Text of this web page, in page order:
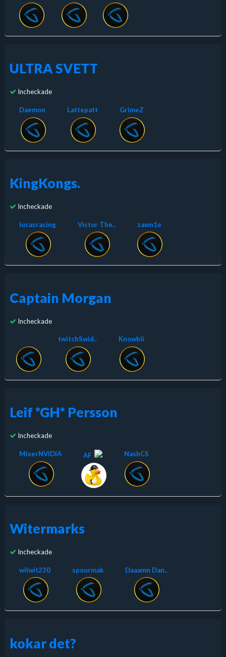
ULTRA SVETT
Incheckade
Daemon Lattepatt GrimeZ
KingKongs.
Incheckade
lucasracing Victor The.. zawn1e
Captain Morgan
Incheckade
twitchSwid.. Knowbii
Leif *GH* Persson
Incheckade
MixerNVIDIA AF NashCS
Witermarks
Incheckade
wilwit230 spourmak Daaamn Dan..
kokar det?